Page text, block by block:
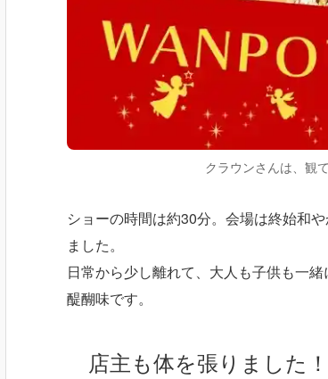
クラウンさんは、観
ショーの時間は約30分。会場は終始和
ました。
日常から少し離れて、大人も子供も一
醍醐味です。
店主も体を張りました